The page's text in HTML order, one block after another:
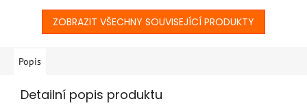
ZOBRAZIT VŠECHNY SOUVISEJÍCÍ PRODUKTY
Popis
Detailní popis produktu